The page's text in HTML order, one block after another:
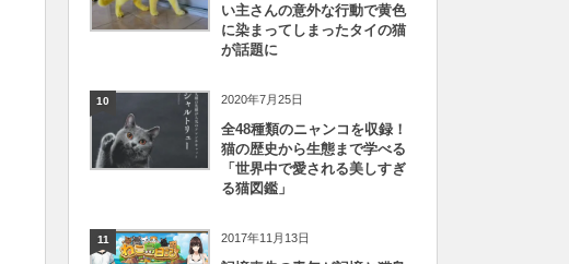
い主さんの意外な行動で黄色
に染まってしまったタイの猫
が話題に
10 2020年7月25日
全48種類のニャンコを収録！
猫の歴史から生態まで学べる
「世界中で愛される美しすぎ
る猫図鑑」
11 2017年11月13日